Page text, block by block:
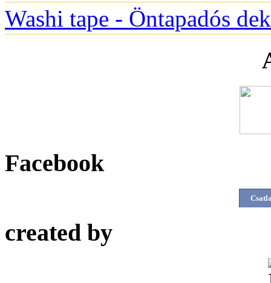
Washi tape - Öntapadós
Facebook
created by